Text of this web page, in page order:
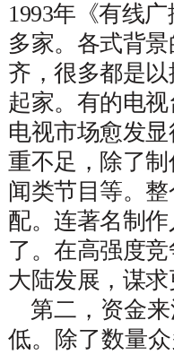
1993年《有线
多家。各式背
齐，很多都是
起家。有的电
电视市场愈发
重不足，除了
闻类节目等。
配。连著名制
了。在高强度
大陆发展，谋
第二，资金
低。除了数量